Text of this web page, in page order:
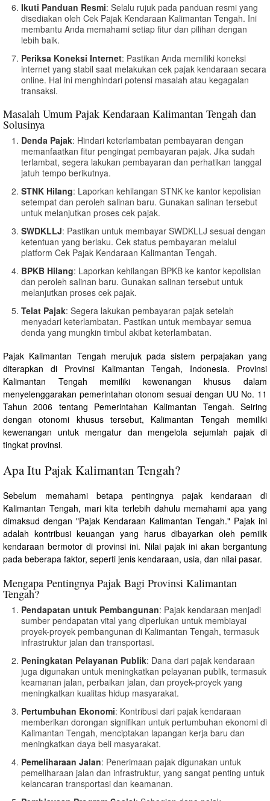
Ikuti Panduan Resmi: Selalu rujuk pada panduan resmi yang
disediakan oleh Cek Pajak Kendaraan Kalimantan Tengah. Ini
membantu Anda memahami setiap fitur dan pilihan dengan
lebih baik.
Periksa Koneksi Internet: Pastikan Anda memiliki koneksi
internet yang stabil saat melakukan cek pajak kendaraan secara
online. Hal ini menghindari potensi masalah atau kegagalan
transaksi.
Masalah Umum Pajak Kendaraan Kalimantan Tengah dan
Solusinya
Denda Pajak: Hindari keterlambatan pembayaran dengan
memanfaatkan fitur pengingat pembayaran pajak. Jika sudah
terlambat, segera lakukan pembayaran dan perhatikan tanggal
jatuh tempo berikutnya.
STNK Hilang: Laporkan kehilangan STNK ke kantor kepolisian
setempat dan peroleh salinan baru. Gunakan salinan tersebut
untuk melanjutkan proses cek pajak.
SWDKLLJ: Pastikan untuk membayar SWDKLLJ sesuai dengan
ketentuan yang berlaku. Cek status pembayaran melalui
platform Cek Pajak Kendaraan Kalimantan Tengah.
BPKB Hilang: Laporkan kehilangan BPKB ke kantor kepolisian
dan peroleh salinan baru. Gunakan salinan tersebut untuk
melanjutkan proses cek pajak.
Telat Pajak: Segera lakukan pembayaran pajak setelah
menyadari keterlambatan. Pastikan untuk membayar semua
denda yang mungkin timbul akibat keterlambatan.
Pajak Kalimantan Tengah merujuk pada sistem perpajakan yang
diterapkan di Provinsi Kalimantan Tengah, Indonesia. Provinsi
Kalimantan Tengah memiliki kewenangan khusus dalam
menyelenggarakan pemerintahan otonom sesuai dengan UU No. 11
Tahun 2006 tentang Pemerintahan Kalimantan Tengah. Seiring
dengan otonomi khusus tersebut, Kalimantan Tengah memiliki
kewenangan untuk mengatur dan mengelola sejumlah pajak di
tingkat provinsi.
Apa Itu Pajak Kalimantan Tengah?
Sebelum memahami betapa pentingnya pajak kendaraan di
Kalimantan Tengah, mari kita terlebih dahulu memahami apa yang
dimaksud dengan "Pajak Kendaraan Kalimantan Tengah." Pajak ini
adalah kontribusi keuangan yang harus dibayarkan oleh pemilik
kendaraan bermotor di provinsi ini. Nilai pajak ini akan bergantung
pada beberapa faktor, seperti jenis kendaraan, usia, dan nilai pasar.
Mengapa Pentingnya Pajak Bagi Provinsi Kalimantan
Tengah?
Pendapatan untuk Pembangunan: Pajak kendaraan menjadi
sumber pendapatan vital yang diperlukan untuk membiayai
proyek-proyek pembangunan di Kalimantan Tengah, termasuk
infrastruktur jalan dan transportasi.
Peningkatan Pelayanan Publik: Dana dari pajak kendaraan
juga digunakan untuk meningkatkan pelayanan publik, termasuk
keamanan jalan, perbaikan jalan, dan proyek-proyek yang
meningkatkan kualitas hidup masyarakat.
Pertumbuhan Ekonomi: Kontribusi dari pajak kendaraan
memberikan dorongan signifikan untuk pertumbuhan ekonomi di
Kalimantan Tengah, menciptakan lapangan kerja baru dan
meningkatkan daya beli masyarakat.
Pemeliharaan Jalan: Penerimaan pajak digunakan untuk
pemeliharaan jalan dan infrastruktur, yang sangat penting untuk
kelancaran transportasi dan keamanan.